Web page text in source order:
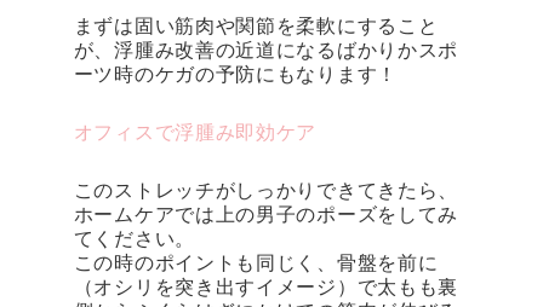
まずは固い筋肉や関節を柔軟にすること
が、浮腫み改善の近道になるばかりかスポ
ーツ時のケガの予防にもなります！
オフィスで浮腫み即効ケア
このストレッチがしっかりできてきたら、
ホームケアでは上の男子のポーズをしてみ
てください。
この時のポイントも同じく、骨盤を前に
（オシリを突き出すイメージ）で太もも裏